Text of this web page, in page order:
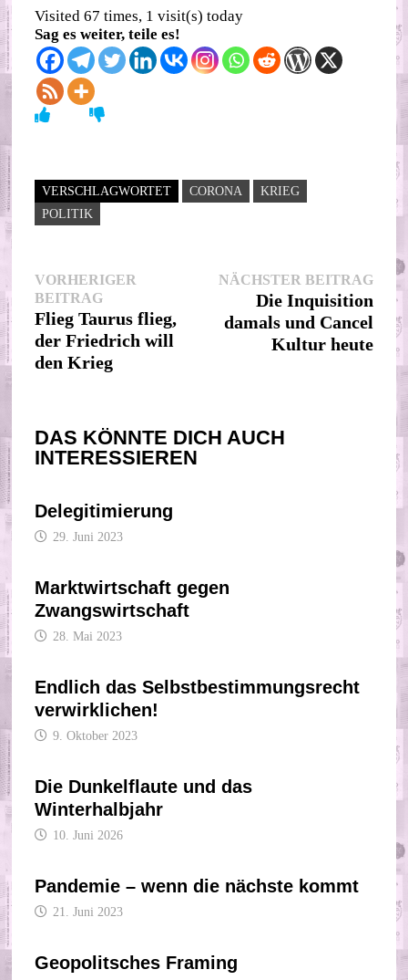
Visited 67 times, 1 visit(s) today
Sag es weiter, teile es!
VERSCHLAGWORTET CORONA
KRIEG
POLITIK
Beitragsnavigation
VORHERIGER
BEITRAGVorheriger
Beitrag:
Flieg Taurus flieg,
der Friedrich will
den Krieg
NÄCHSTER BEITRAG
Die Inquisition
damals und Cancel
Kultur heute
DAS KÖNNTE DICH AUCH
INTERESSIEREN
Delegitimierung
29. Juni 2023
Marktwirtschaft gegen
Zwangswirtschaft
28. Mai 2023
Endlich das Selbstbestimmungsrecht
verwirklichen!
9. Oktober 2023
Die Dunkelflaute und das
Winterhalbjahr
10. Juni 2026
Pandemie – wenn die nächste kommt
21. Juni 2023
Geopolitsches Framing